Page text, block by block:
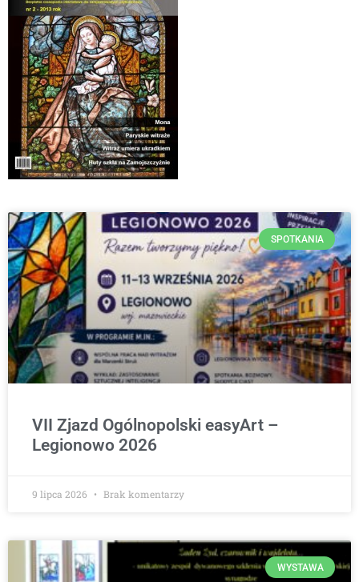
SPOTKANIA
VII Zjazd Ogólnopolski easyArt –
Legionowo 2026
9 lipca 2026 Brak komentarzy
WYSTAWA